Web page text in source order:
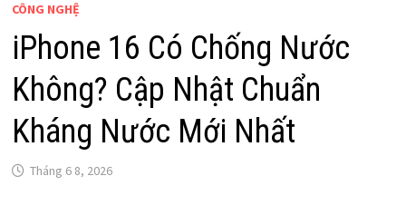
CÔNG NGHỆ
iPhone 16 Có Chống Nước
Không? Cập Nhật Chuẩn
Kháng Nước Mới Nhất
Tháng 6 8, 2026